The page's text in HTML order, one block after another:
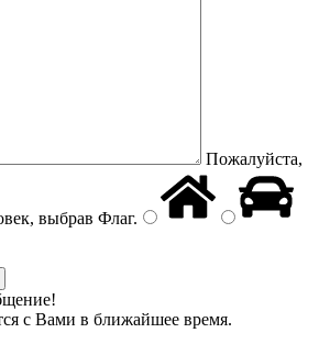
Пожалуйста,
выбрав Флаг.
с Вами в ближайшее время.